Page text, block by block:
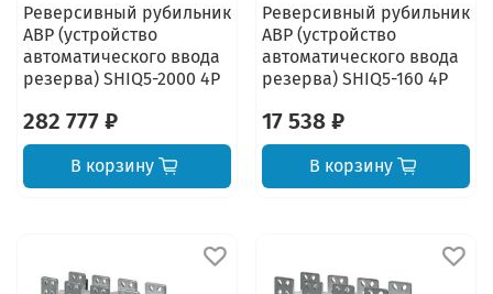
Реверсивный рубильник
АВР (устройство
автоматического ввода
резерва) SHIQ5-2000 4P
282 777 ₽
В корзину
Реверсивный рубильник
АВР (устройство
автоматического ввода
резерва) SHIQ5-160 4P
17 538 ₽
В корзину